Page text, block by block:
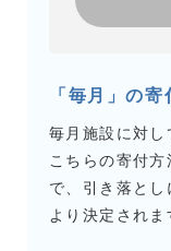
「毎月」の
毎月施設に対し
こちらの寄付
で、引き落と
より決定されま